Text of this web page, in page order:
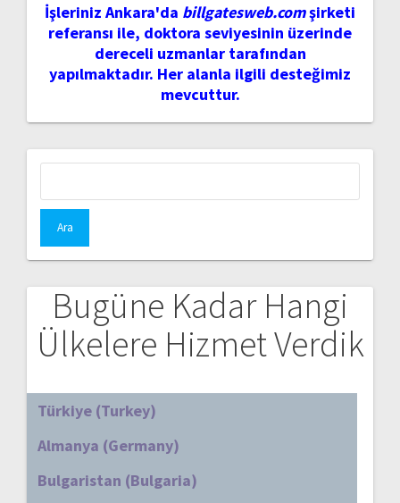
İşleriniz Ankara'da billgatesweb.comşirketi
referansı ile, doktora seviyesinin üzerinde
dereceli uzmanlar tarafından
yapılmaktadır. Her alanla ilgili desteğimiz
mevcuttur.
Bugüne Kadar Hangi
Ülkelere Hizmet Verdik
Türkiye (Turkey)
Almanya (Germany)
Bulgaristan (Bulgaria)